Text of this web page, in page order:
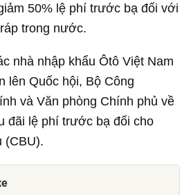
50% lệ phí trước bạ đối với
trong nước.
nhà nhập khẩu Ôtô Việt Nam
lên Quốc hội, Bộ Công
và Văn phòng Chính phủ về
đãi lệ phí trước bạ đối cho
(CBU).